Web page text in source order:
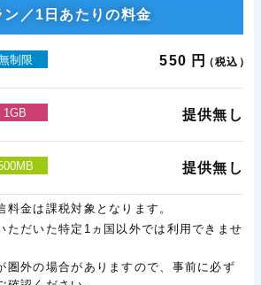
ン／1日あたりの料金
制限 550 円 （税込）
1GB 提供無し
提供無し
料金は課税対象となります。
ただいた特定1ヵ国以外では利用できませ
圏外の場合がありますので、事前に必ず